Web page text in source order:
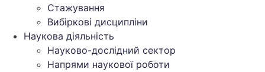
Стажування
Вибіркові дисципліни
Наукова діяльність
Науково-дослідний сектор
Напрями наукової роботи